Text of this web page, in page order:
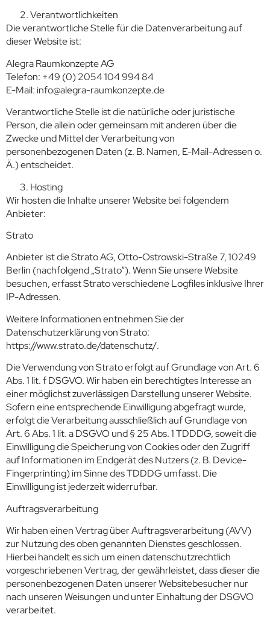
Verantwortlichkeiten
Die verantwortliche Stelle für die Datenverarbeitung auf
dieser Website ist:
Alegra Raumkonzepte AG
Telefon: +49 (0) 2054 104 994 84
E-Mail: info@alegra-raumkonzepte.de
Verantwortliche Stelle ist die natürliche oder juristische
Person, die allein oder gemeinsam mit anderen über die
Zwecke und Mittel der Verarbeitung von
personenbezogenen Daten (z. B. Namen, E-Mail-Adressen o.
Ä.) entscheidet.
Hosting
Wir hosten die Inhalte unserer Website bei folgendem
Anbieter:
Strato
Anbieter ist die Strato AG, Otto-Ostrowski-Straße 7, 10249
Berlin (nachfolgend „Strato“). Wenn Sie unsere Website
besuchen, erfasst Strato verschiedene Logfiles inklusive Ihrer
IP-Adressen.
Weitere Informationen entnehmen Sie der
Datenschutzerklärung von Strato:
https://www.strato.de/datenschutz/.
Die Verwendung von Strato erfolgt auf Grundlage von Art. 6
Abs. 1 lit. f DSGVO. Wir haben ein berechtigtes Interesse an
einer möglichst zuverlässigen Darstellung unserer Website.
Sofern eine entsprechende Einwilligung abgefragt wurde,
erfolgt die Verarbeitung ausschließlich auf Grundlage von
Art. 6 Abs. 1 lit. a DSGVO und § 25 Abs. 1 TDDDG, soweit die
Einwilligung die Speicherung von Cookies oder den Zugriff
auf Informationen im Endgerät des Nutzers (z. B. Device-
Fingerprinting) im Sinne des TDDDG umfasst. Die
Einwilligung ist jederzeit widerrufbar.
Auftragsverarbeitung
Wir haben einen Vertrag über Auftragsverarbeitung (AVV)
zur Nutzung des oben genannten Dienstes geschlossen.
Hierbei handelt es sich um einen datenschutzrechtlich
vorgeschriebenen Vertrag, der gewährleistet, dass dieser die
personenbezogenen Daten unserer Websitebesucher nur
nach unseren Weisungen und unter Einhaltung der DSGVO
verarbeitet.